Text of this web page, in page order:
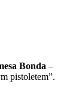
Bonda –
pistoletem”.